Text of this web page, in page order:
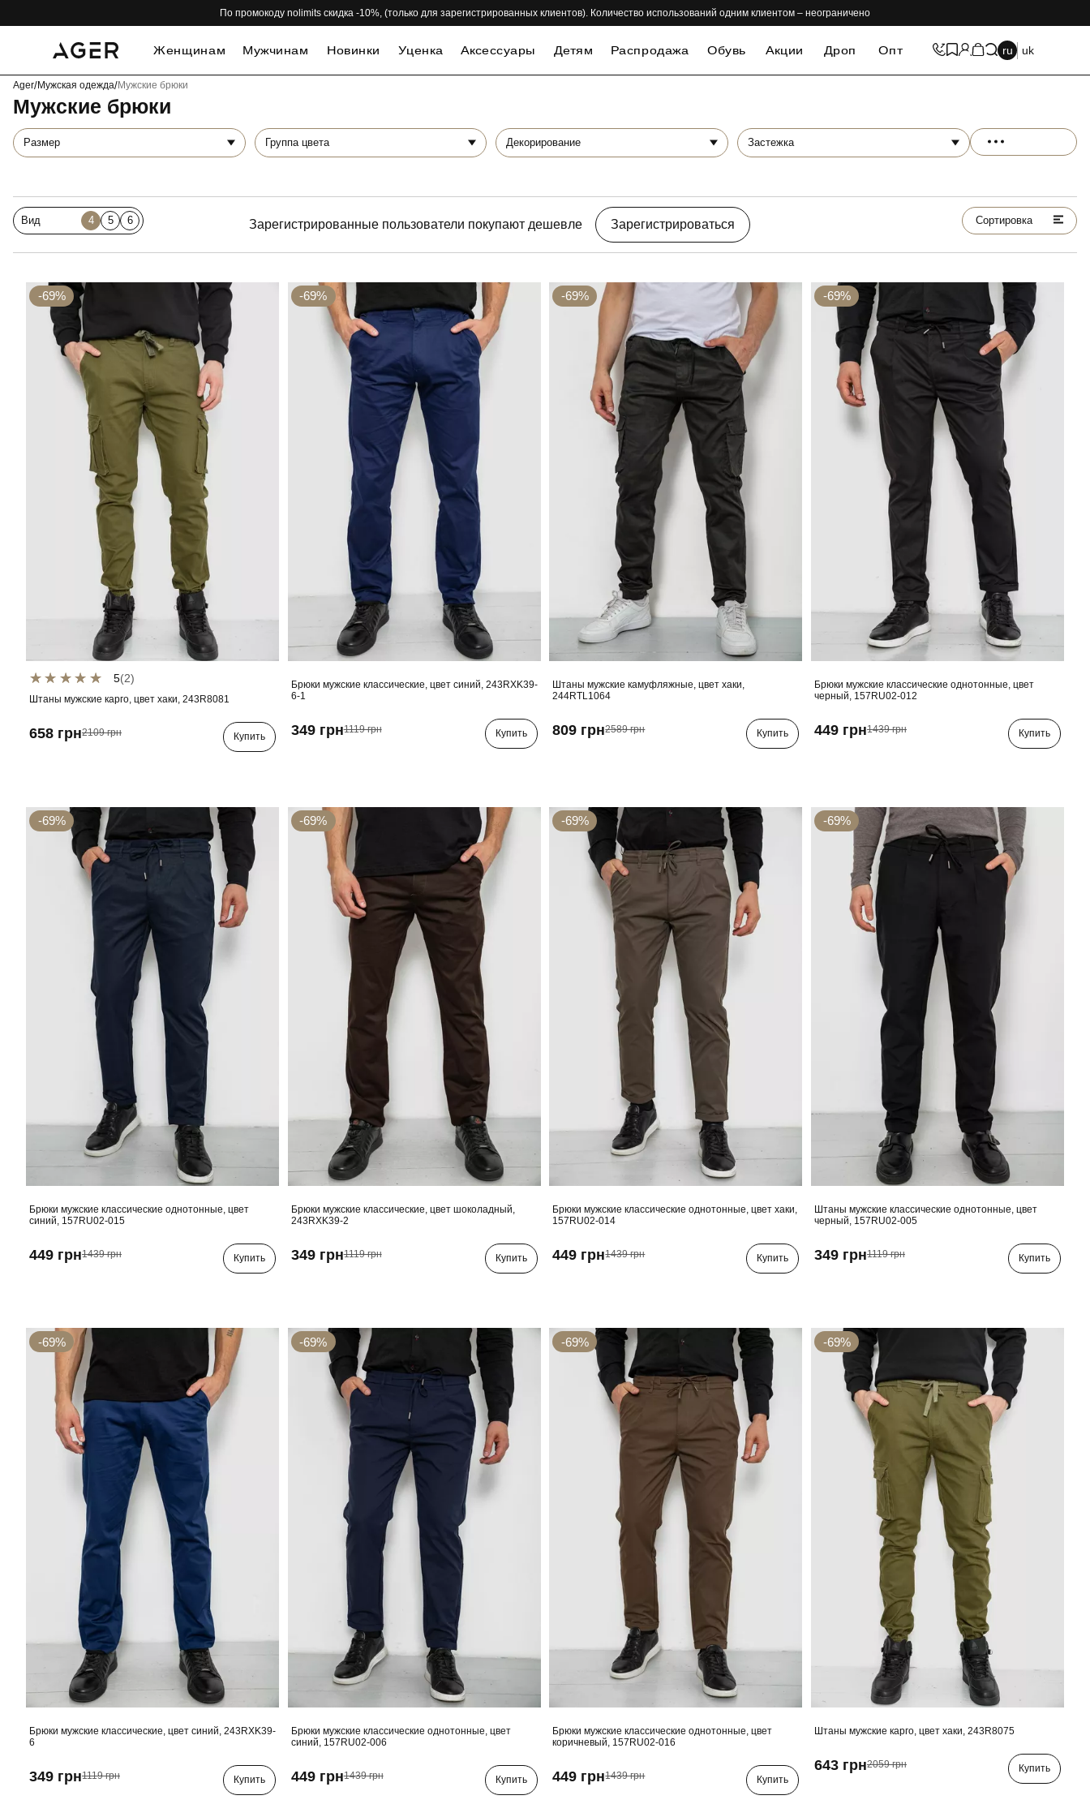
По промокоду nolimits скидка -10%, (только для зарегистрированных клиентов). Количество использований одним клиентом – неограничено
Женщинам Мужчинам Новинки Уценка Аксессуары Детям Распродажа Обувь Акции Дроп Опт ru uk
Ager/Мужская одежда/Мужские брюки
Мужские брюки
Размер Группа цвета Декорирование Застежка
Вид 4 5 6 Зарегистрированные пользователи покупают дешевле Зарегистрироваться Сортировка
-69%
5(2)
Штаны мужские карго, цвет хаки, 243R8081
658 грн2109 грн Купить
-69%
Брюки мужские классические, цвет синий, 243RXK39-
6-1
349 грн1119 грн Купить
-69%
Штаны мужские камуфляжные, цвет хаки,
244RTL1064
809 грн2589 грн Купить
-69%
Брюки мужские классические однотонные, цвет
черный, 157RU02-012
449 грн1439 грн Купить
-69%
Брюки мужские классические однотонные, цвет
синий, 157RU02-015
449 грн1439 грн Купить
-69%
Брюки мужские классические, цвет шоколадный,
243RXK39-2
349 грн1119 грн Купить
-69%
Брюки мужские классические однотонные, цвет хаки,
157RU02-014
449 грн1439 грн Купить
-69%
Штаны мужские классические однотонные, цвет
черный, 157RU02-005
349 грн1119 грн Купить
-69%
Брюки мужские классические, цвет синий, 243RXK39-
6
349 грн1119 грн Купить
-69%
Брюки мужские классические однотонные, цвет
синий, 157RU02-006
449 грн1439 грн Купить
-69%
Брюки мужские классические однотонные, цвет
коричневый, 157RU02-016
449 грн1439 грн Купить
-69%
Штаны мужские карго, цвет хаки, 243R8075
643 грн2059 грн Купить